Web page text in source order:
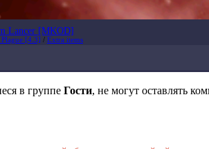
Lancer [MKOD]
[4.3] / Extra items
в группе Гости, не могут оставлять